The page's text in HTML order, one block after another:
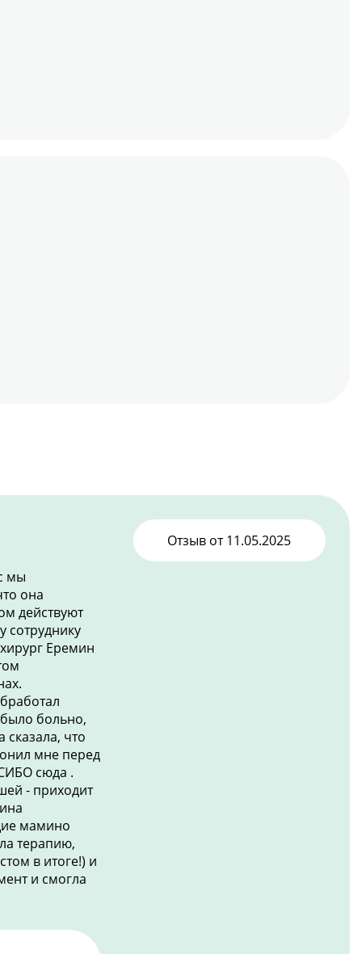
мы
она
действуют
сотруднику
Еремин
больно,
что
мне перед
сюда .
- приходит
мамино
терапию,
в итоге!) и
и смогла
Отзыв от11.05.2025